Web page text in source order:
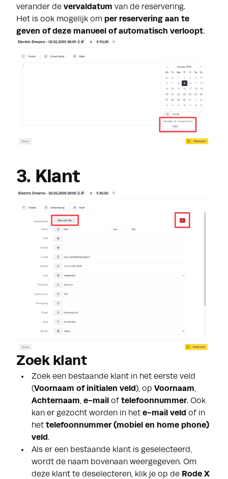
verander de vervaldatum van de reservering.
Het is ook mogelijk om per reservering aan te
geven of deze manueel of automatisch verloopt.
3. Klant
Zoek klant
Zoek een bestaande klant in het eerste veld
(Voornaam of initialen veld ), op Voornaam,
Achternaam, e-mail of telefoonnummer. Ook
kan er gezocht worden in het e-mail veld of in
het telefoonnummer (mobiel en home phone)
veld.
Als er een bestaande klant is geselecteerd,
wordt de naam bovenaan weergegeven. Om
deze klant te deselecteren, klik je op de Rode X